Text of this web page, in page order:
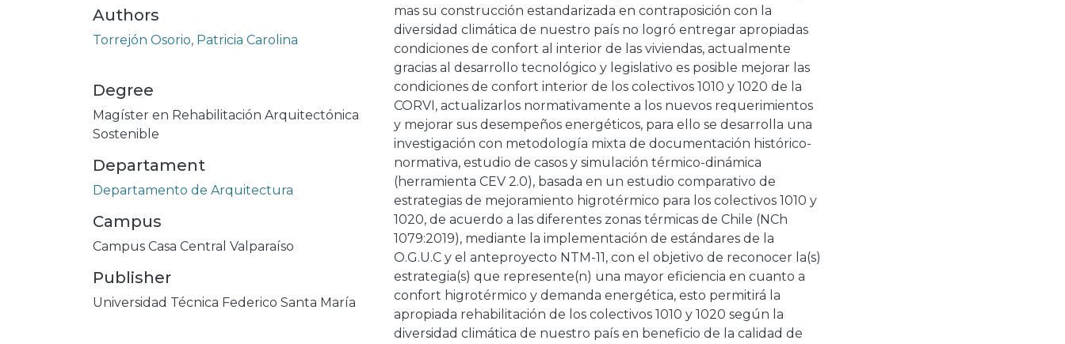
Authors
Torrejón Osorio, Patricia Carolina
Degree
Magíster en Rehabilitación Arquitectónica
Sostenible
Departament
Departamento de Arquitectura
Campus
Campus Casa Central Valparaíso
Publisher
Universidad Técnica Federico Santa María
mas su construcción estandarizada en contraposición con la
diversidad climática de nuestro país no logró entregar apropiadas
condiciones de confort al interior de las viviendas, actualmente
gracias al desarrollo tecnológico y legislativo es posible mejorar las
condiciones de confort interior de los colectivos 1010 y 1020 de la
CORVI, actualizarlos normativamente a los nuevos requerimientos
y mejorar sus desempeños energéticos, para ello se desarrolla una
investigación con metodología mixta de documentación histórico-
normativa, estudio de casos y simulación térmico-dinámica
(herramienta CEV 2.0), basada en un estudio comparativo de
estrategias de mejoramiento higrotérmico para los colectivos 1010 y
1020, de acuerdo a las diferentes zonas térmicas de Chile (NCh
1079:2019), mediante la implementación de estándares de la
O.G.U.C y el anteproyecto NTM-11, con el objetivo de reconocer la(s)
estrategia(s) que represente(n) una mayor eficiencia en cuanto a
confort higrotérmico y demanda energética, esto permitirá la
apropiada rehabilitación de los colectivos 1010 y 1020 según la
diversidad climática de nuestro país en beneficio de la calidad de